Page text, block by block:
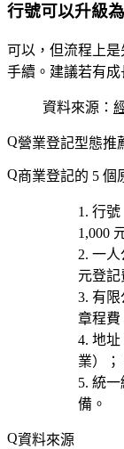
行號可以升級
可以，但流程上
手續。建議若有成
資料來源：
營業登記型態推
商業登記的 5 個
行號
1,000
一人
元登記
有限
章程費
地址
業）；
統一
備。
資料來源